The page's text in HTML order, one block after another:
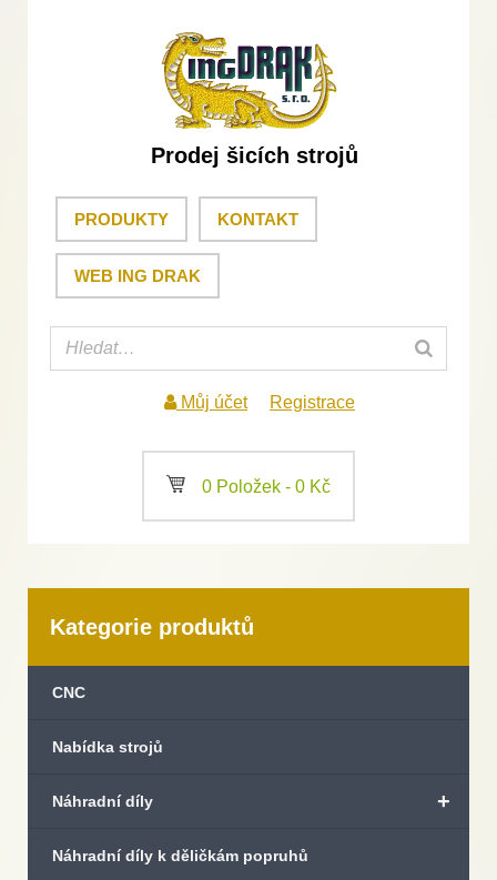
Prodej šicích strojů
PRODUKTY KONTAKT
WEB ING DRAK
Můj účet Registrace
a 0 Položek - 0 Kč
Kategorie produktů
CNC
Nabídka strojů
+
Náhradní díly
Náhradní díly k děličkám popruhů